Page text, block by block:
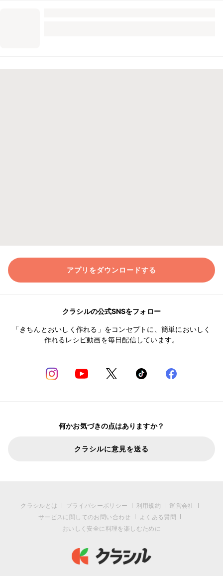
アプリをダウンロードする
クラシルの公式SNSをフォロー
「きちんとおいしく作れる」をコンセプトに、簡単においしく
作れるレシピ動画を毎日配信しています。
何かお気づきの点はありますか？
クラシルに意見を送る
クラシルとは プライバシーポリシー 利用規約
運営会社
サービスに関してのお問い合わせ
よくある質問
おいしく安全に料理を楽しむために